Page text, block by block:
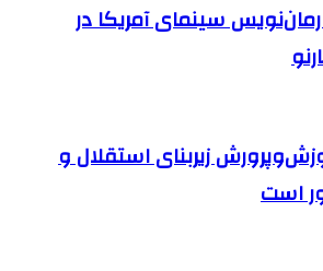
رمان‌نویس سینمای آمریکا در
زیربنای استقلال و
است